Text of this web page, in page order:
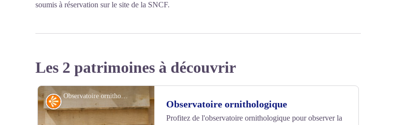
soumis à réservation sur le site de la SNCF.
Les 2 patrimoines à découvrir
Observatoire ornithologique, Briouze - David Commenchal
Point de vue Observatoire ornithologique
Profitez de l'observatoire ornithologique pour observer la